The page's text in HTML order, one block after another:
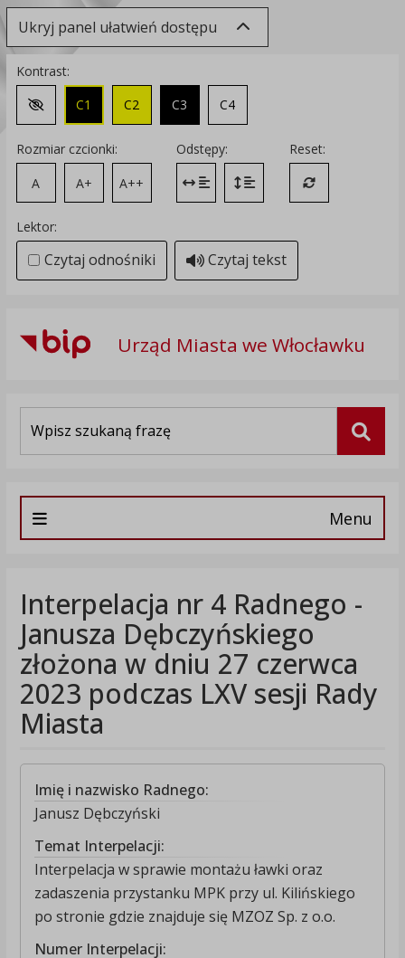
Ukryj panel ułatwień dostępu
Kontrast:
Zmień kontrast na domyślny
C1 C2 C3 C4
Rozmiar czcionki:
A
A+ A++
Odstępy:
Zmień odstęp między literami
Zmień interlinię i margines
Reset:
Przywróć
Lektor:
Czytaj odnośniki Czytaj tekst
Urząd Miasta we Włocławku
Menu
Interpelacja nr 4 Radnego -
Janusza Dębczyńskiego
złożona w dniu 27 czerwca
2023 podczas LXV sesji Rady
Miasta
Imię i nazwisko Radnego:
Janusz Dębczyński
Temat Interpelacji:
Interpelacja w sprawie montażu ławki oraz
zadaszenia przystanku MPK przy ul. Kilińskiego
po stronie gdzie znajduje się MZOZ Sp. z o.o.
Numer Interpelacji: